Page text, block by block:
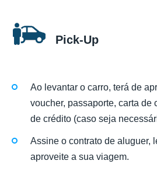
Pick-Up
Ao levantar o carro, terá de
voucher, passaporte, carta de
de crédito (caso seja
Assine o contrato de aluguer,
aproveite a sua viagem.